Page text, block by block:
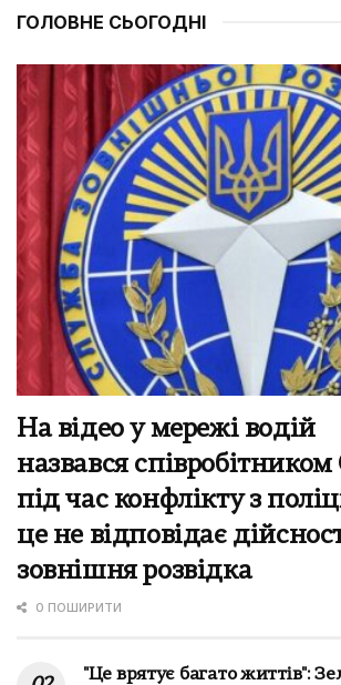
ГОЛОВНЕ СЬОГОДНІ
На відео у мережі водій
назвався
під час конфлікту з
це не відповідає
зовнішня розвідка
0 ПОШИРИТИ
"Це врятує багато життів":